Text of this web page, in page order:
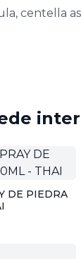
centella
DE PIEDRA